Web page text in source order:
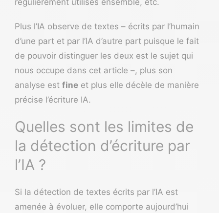
Plus l’IA observe de textes – écrits par l’humain
d’une part et par l’IA d’autre part puisque le fait
de pouvoir distinguer les deux est le sujet qui
nous occupe dans cet article –, plus son
analyse est fine et plus elle décèle de manière
précise l’écriture IA.
Quelles sont les limites de
la détection d’écriture par
l’IA ?
Si la détection de textes écrits par l’IA est
amenée à évoluer, elle comporte aujourd’hui